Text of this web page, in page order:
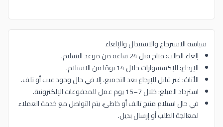
سياسة الاسترجاع والاستبدال والإلغاء
إلغاء الطلب: متاح قبل 24 ساعة من موعد التسليم.
الإرجاع: للإكسسوارات خلال 14 يومًا من الاستلام.
الأثاث: غير قابل للإرجاع بعد التجميع، إلا في حال وجود عيب أو تلف.
استرداد المبلغ: خلال 7–15 يوم عمل للمدفوعات الإلكترونية.
في حال استلام منتج تالف أو خاطئ، يتم التواصل مع خدمة العملاء
لمعالجة الطلب أو إرسال بديل.